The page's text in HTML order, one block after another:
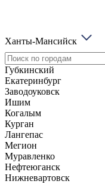
Ханты-Мансийск
Губкинский
Екатеринбург
Заводоуковск
Ишим
Когалым
Курган
Лангепас
Мегион
Муравленко
Нефтеюганск
Нижневартовск